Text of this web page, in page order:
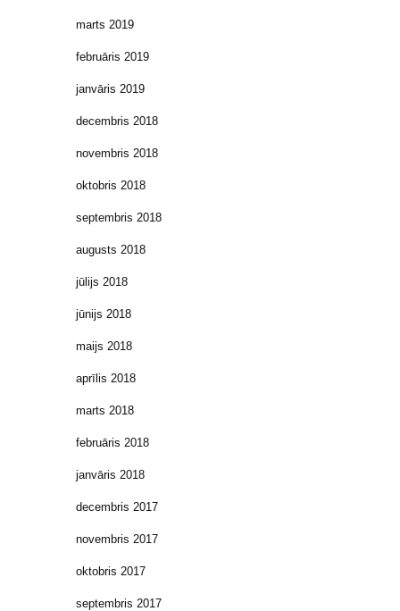
marts 2019
februāris 2019
janvāris 2019
decembris 2018
novembris 2018
oktobris 2018
septembris 2018
augusts 2018
jūlijs 2018
jūnijs 2018
maijs 2018
aprīlis 2018
marts 2018
februāris 2018
janvāris 2018
decembris 2017
novembris 2017
oktobris 2017
septembris 2017